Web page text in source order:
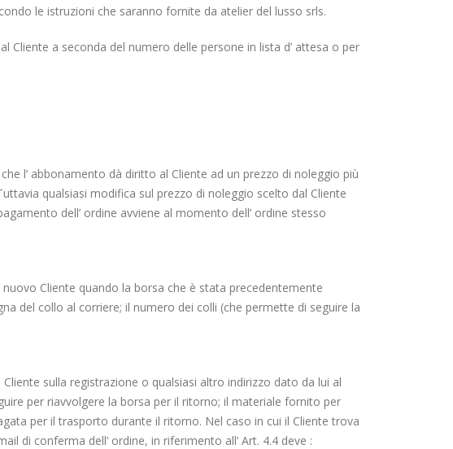
le istruzioni che saranno fornite da atelier del lusso srls.
a seconda del numero delle persone in lista d’ attesa o per
che l’ abbonamento dà diritto al Cliente ad un prezzo di noleggio più
qualsiasi modifica sul prezzo di noleggio scelto dal Cliente
dell’ ordine avviene al momento dell’ ordine stesso
Cliente quando la borsa che è stata precedentemente
del collo al corriere; il numero dei colli (che permette di seguire la
sulla registrazione o qualsiasi altro indirizzo dato da lui al
per riavvolgere la borsa per il ritorno; il materiale fornito per
per il trasporto durante il ritorno. Nel caso in cui il Cliente trova
di conferma dell’ ordine, in riferimento all’ Art. 4.4 deve :